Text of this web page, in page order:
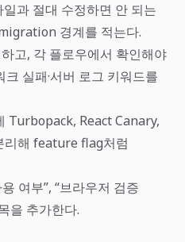
과 절대 수정하면 안 되는
경계를 적는다.
고, 각 플로우에서 확인해야
실패·서버 로그 키워드를
Turbopack, React Canary,
리해 feature flag처럼
여부”, “브라우저 검증
을 추가한다.